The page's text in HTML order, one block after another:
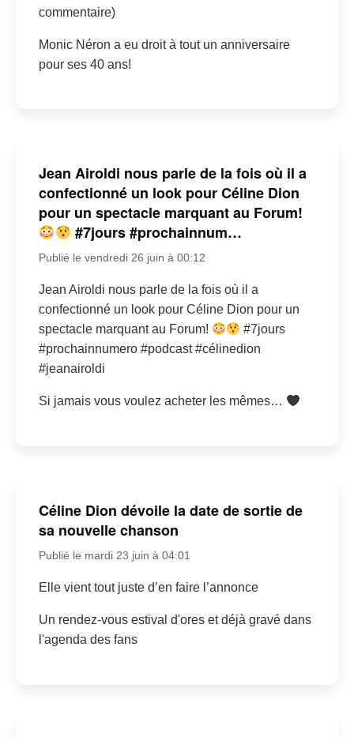
commentaire)
Monic Néron a eu droit à tout un anniversaire
pour ses 40 ans!
Jean Airoldi nous parle de la fois où il a
confectionné un look pour Céline Dion
pour un spectacle marquant au Forum!
#7jours #prochainnum…
Publié le vendredi 26 juin à 00:12
Jean Airoldi nous parle de la fois où il a
confectionné un look pour Céline Dion pour un
spectacle marquant au Forum!
#7jours
#prochainnumero #podcast #célinedion
#jeanairoldi
Si jamais vous voulez acheter les mêmes…
Céline Dion dévoile la date de sortie de
sa nouvelle chanson
Publié le mardi 23 juin à 04:01
Elle vient tout juste d’en faire l’annonce
Un rendez-vous estival d'ores et déjà gravé dans
l'agenda des fans